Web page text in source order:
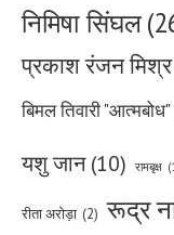
निमिषा सिंघल
प्रकाश रंजन मिश्र
बिमल तिवारी "आत्मबोध"
यशु जान (10) रामबृक्ष
रीता अरोड़ा (2) रूद्र